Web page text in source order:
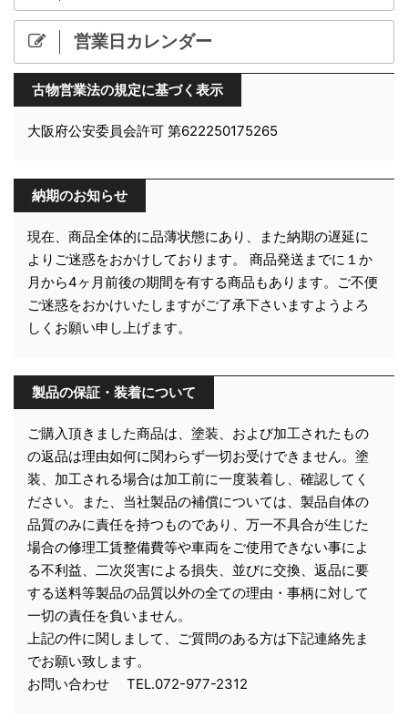
営業日カレンダー
古物営業法の規定に基づく表示
大阪府公安委員会許可 第622250175265
納期のお知らせ
現在、商品全体的に品薄状態にあり、また納期の遅延に
よりご迷惑をおかけしております。 商品発送までに１か
月から4ヶ月前後の期間を有する商品もあります。ご不便
ご迷惑をおかけいたしますがご了承下さいますようよろ
しくお願い申し上げます。
製品の保証・装着について
ご購入頂きました商品は、塗装、および加工されたもの
の返品は理由如何に関わらず一切お受けできません。塗
装、加工される場合は加工前に一度装着し、確認してく
ださい。また、当社製品の補償については、製品自体の
品質のみに責任を持つものであり、万一不具合が生じた
場合の修理工賃整備費等や車両をご使用できない事によ
る不利益、二次災害による損失、並びに交換、返品に要
する送料等製品の品質以外の全ての理由・事柄に対して
一切の責任を負いません。
上記の件に関しまして、ご質問のある方は下記連絡先ま
でお願い致します。
お問い合わせ TEL.072-977-2312